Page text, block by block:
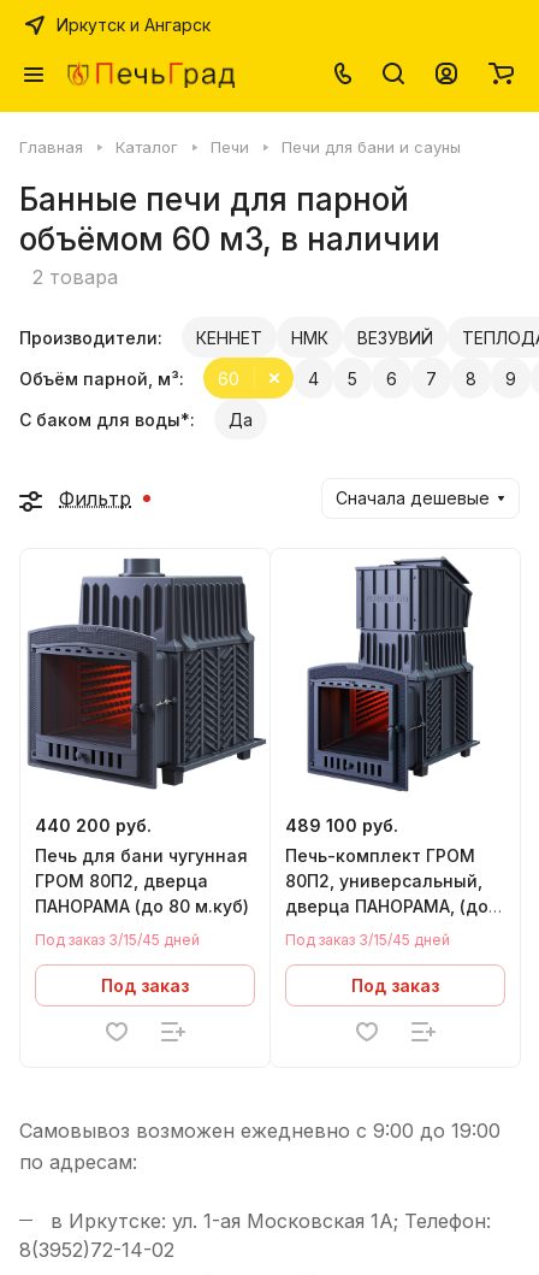
Иркутск и Ангарск
Главная Каталог Печи Печи для бани и сауны
Банные печи для парной
объёмом 60 м3, в наличии
2 товара
Производители: КЕННЕТ НМК ВЕЗУВИЙ
Объём парной, м³:
4 5 6 7 8 9
60
С баком для воды*:
Да
Фильтр Сначала дешевые
440 200 руб.
Печь для бани чугунная
ГРОМ 80П2, дверца
ПАНОРАМА (до 80 м.куб)
Под заказ 3/15/45 дней
Под заказ
489 100 руб.
Печь-комплект ГРОМ
80П2, универсальный,
дверца ПАНОРАМА, (до
80 м.куб), в комплекте:
Под заказ 3/15/45 дней
Под заказ
Самовывоз возможен ежедневно с 9:00 до 19:00
по адресам:
в Иркутске: ул. 1-ая Московская 1А; Телефон:
8(3952)72-14-02